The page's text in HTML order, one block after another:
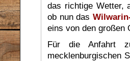
das richtige Wetter,
ob nun das
eins von den großen
Für die Anfahrt
mecklenburgischen